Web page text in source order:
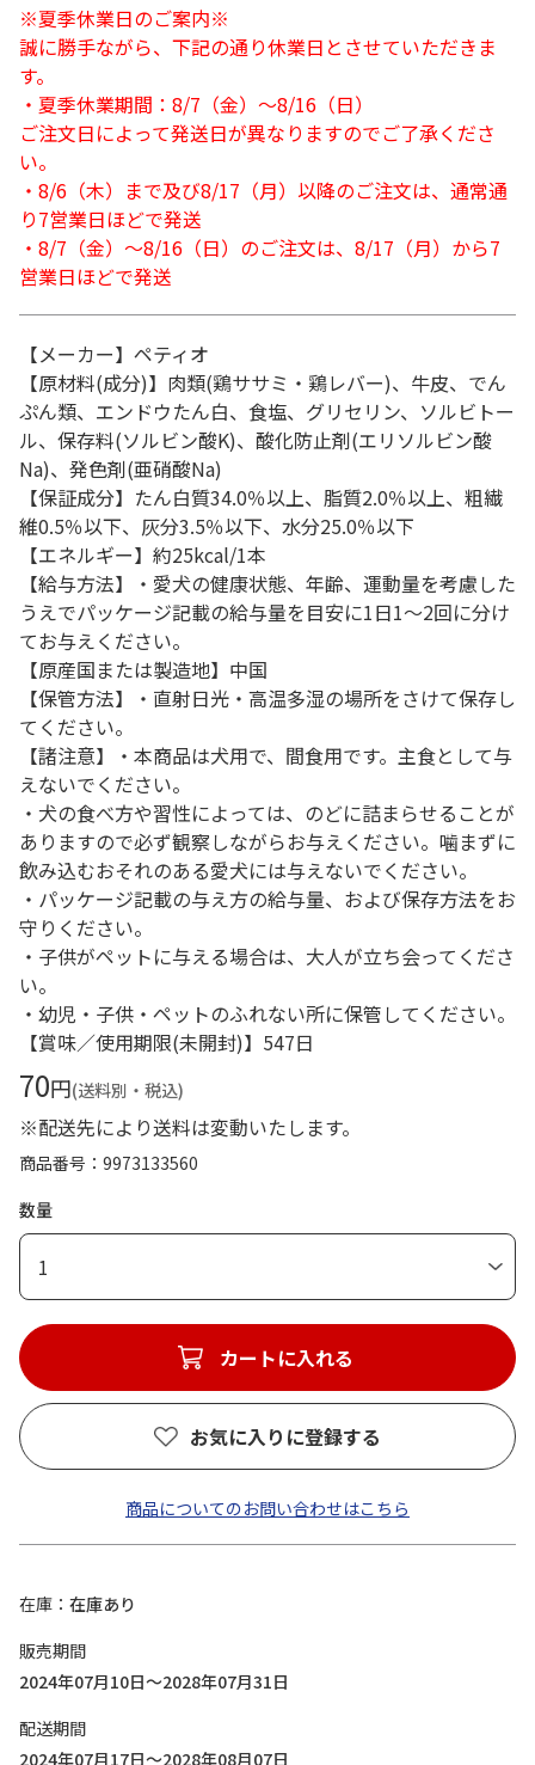
※夏季休業日のご案内※
誠に勝手ながら、下記の通り休業日とさせていただきま
す。
・夏季休業期間：8/7（金）～8/16（日）
ご注文日によって発送日が異なりますのでご了承くださ
い。
・8/6（木）まで及び8/17（月）以降のご注文は、通常通
り7営業日ほどで発送
・8/7（金）～8/16（日）のご注文は、8/17（月）から7
営業日ほどで発送
【メーカー】ペティオ
【原材料(成分)】肉類(鶏ササミ・鶏レバー)、牛皮、でん
ぷん類、エンドウたん白、食塩、グリセリン、ソルビトー
ル、保存料(ソルビン酸K)、酸化防止剤(エリソルビン酸
Na)、発色剤(亜硝酸Na)
【保証成分】たん白質34.0％以上、脂質2.0％以上、粗繊
維0.5％以下、灰分3.5％以下、水分25.0％以下
【エネルギー】約25kcal/1本
【給与方法】・愛犬の健康状態、年齢、運動量を考慮した
うえでパッケージ記載の給与量を目安に1日1～2回に分け
てお与えください。
【原産国または製造地】中国
【保管方法】・直射日光・高温多湿の場所をさけて保存し
てください。
【諸注意】・本商品は犬用で、間食用です。主食として与
えないでください。
・犬の食べ方や習性によっては、のどに詰まらせることが
ありますので必ず観察しながらお与えください。噛まずに
飲み込むおそれのある愛犬には与えないでください。
・パッケージ記載の与え方の給与量、および保存方法をお
守りください。
・子供がペットに与える場合は、大人が立ち会ってくださ
い。
・幼児・子供・ペットのふれない所に保管してください。
【賞味／使用期限(未開封)】547日
70円(送料別・税込)
※配送先により送料は変動いたします。
商品番号
9973133560
数量
1
カートに入れる
お気に入りに登録する
商品についてのお問い合わせはこちら
在庫
在庫あり
販売期間
2024年07月10日～2028年07月31日
配送期間
2024年07月17日～2028年08月07日